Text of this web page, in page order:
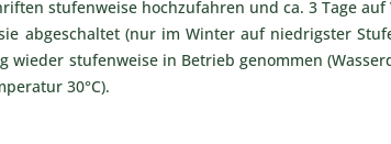
stufenweise hochzufahren und ca. 3 Tage
abgeschaltet (nur im Winter auf niedrigster
wieder stufenweise in Betrieb genommen
30°C).